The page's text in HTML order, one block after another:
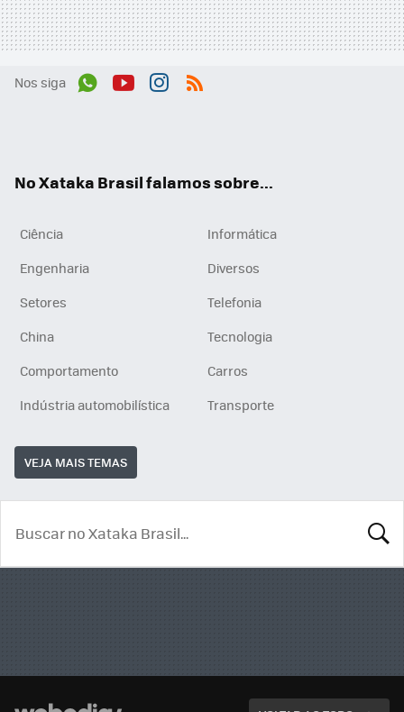
Nos siga
No Xataka Brasil falamos sobre...
Ciência
Informática
Engenharia
Diversos
Setores
Telefonia
China
Tecnologia
Comportamento
Carros
Indústria automobilística
Transporte
VEJA MAIS TEMAS